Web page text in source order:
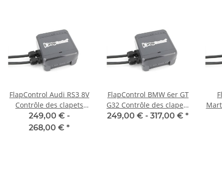
FlapControl Audi RS3 8V
Contrôle des clapets
d'échappement
249,00 € -
268,00 € *
FlapControl BMW 6er GT
G32 Contrôle des clapets
d'échappement
249,00 € - 317,00 € *